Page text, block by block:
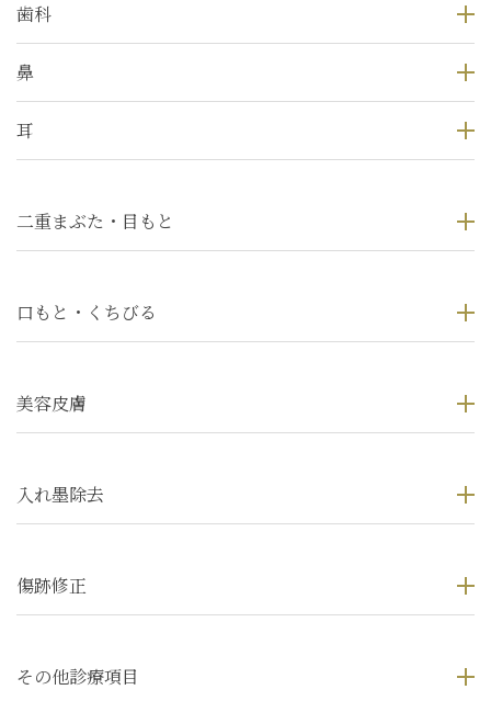
歯科
鼻
耳
二重まぶた・目もと
口もと・くちびる
美容皮膚
入れ墨除去
傷跡修正
その他診療項目